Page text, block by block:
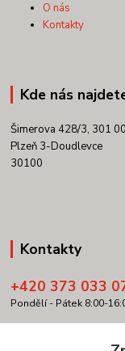
O nás
Kontakty
Kde nás
Šimerova 428/3, 301 00
Plzeň 3-Doudlevce
30100
Kontakty
+420 373 033
Pondělí - Pátek 8:00-